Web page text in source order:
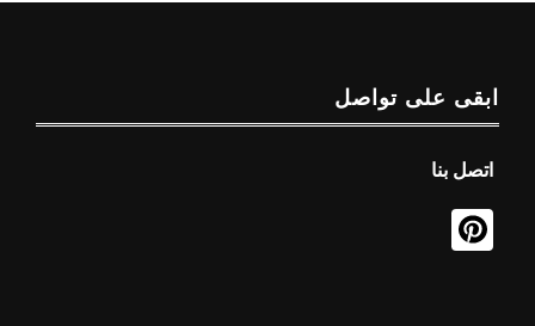
ابقى على تواصل
اتصل بنا